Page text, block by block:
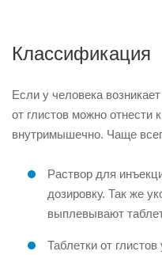
Классификация
Если у человека
от глистов можно
внутримышечно. Чаще
Раствор для
дозировку. Так же
выплевывают
Таблетки от